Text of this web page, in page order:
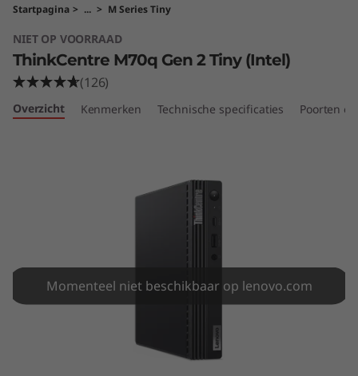
C
e
n
0
Startpagina > ... > M Series Tiny
NIET OP VOORRAAD
ThinkCentre M70q Gen 2 Tiny (Intel)
(126)
Overzicht Kenmerken Technische specificaties Poorten
Momenteel niet beschikbaar op lenovo.com